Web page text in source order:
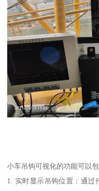
小车吊钩可视化的功能可以
1. 实时显示吊钩位置：通过